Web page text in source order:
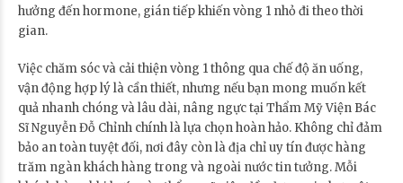
hưởng đến hormone, gián tiếp khiến vòng 1 nhỏ đi theo thời
gian.
Việc chăm sóc và cải thiện vòng 1 thông qua chế độ ăn uống,
vận động hợp lý là cần thiết, nhưng nếu bạn mong muốn kết
quả nhanh chóng và lâu dài, nâng ngực tại Thẩm Mỹ Viện Bác
Sĩ Nguyễn Đỗ Chỉnh chính là lựa chọn hoàn hảo. Không chỉ đảm
bảo an toàn tuyệt đối, nơi đây còn là địa chỉ uy tín được hàng
trăm ngàn khách hàng trong và ngoài nước tin tưởng. Mỗi